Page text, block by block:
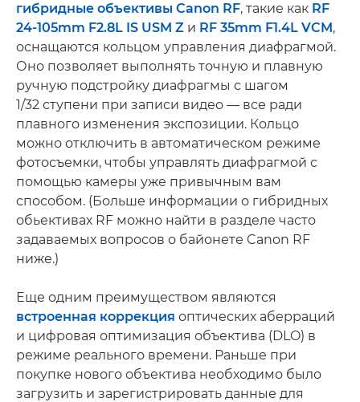
гибридные объективы Canon RF, такие как RF
24-105mm F2.8L IS USM Z и RF 35mm F1.4L VCM,
оснащаются кольцом управления диафрагмой.
Оно позволяет выполнять точную и плавную
ручную подстройку диафрагмы с шагом
1/32 ступени при записи видео — все ради
плавного изменения экспозиции. Кольцо
можно отключить в автоматическом режиме
фотосъемки, чтобы управлять диафрагмой с
помощью камеры уже привычным вам
способом. (Больше информации о гибридных
обьективах RF можно найти в разделе часто
задаваемых вопросов о байонете Canon RF
ниже.)
Еще одним преимуществом являются
встроенная коррекция оптических аберраций
и цифровая оптимизация объектива (DLO) в
режиме реального времени. Раньше при
покупке нового объектива необходимо было
загрузить и зарегистрировать данные для